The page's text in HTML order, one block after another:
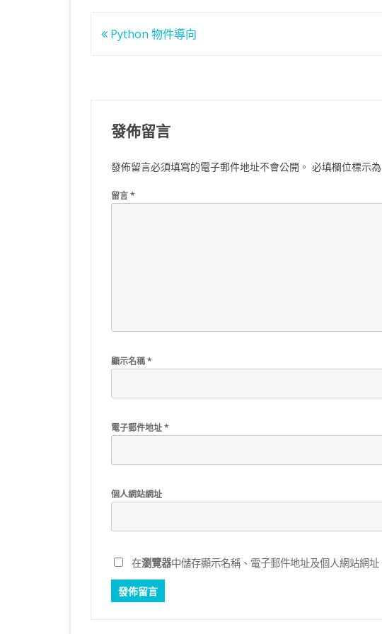
文Python 物件導向
發佈留言
發佈留言必須填寫的電子郵件地址不會公開。 必填欄位標示為
留言*
顯示名稱*
電子郵件地址*
個人網站網址
在瀏覽器中儲存顯示名稱、電子郵件地址及個人網站網